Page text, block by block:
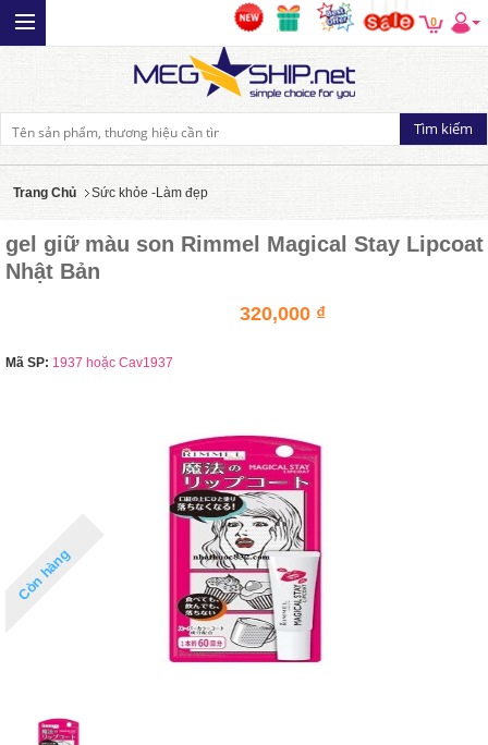
0
Trang Chủ Sức khỏe -Làm đẹp
gel giữ màu son Rimmel Magical Stay Lipcoat
Nhật Bản
320,000 ₫
Mã SP: 1937 hoặc Cav1937
Còn hàng